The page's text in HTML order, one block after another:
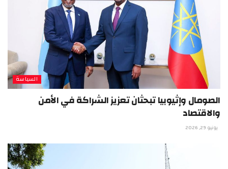
السياسة
الصومال وإثيوبيا تبحثان تعزيز الشراكة في الأمن
والاقتصاد
يونيو 29, 2026